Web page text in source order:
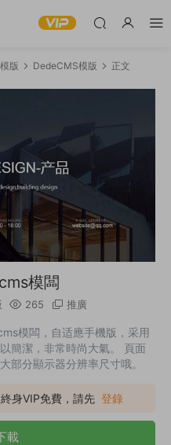
版 DedeCMS模版 正文
模闆
265 推廣
模闆，自适應手機版，采用
簡潔，非常時尚大氣。 頁面
部分顯示器分辨率尺寸哦。
身VIP免費，請先 登錄
載